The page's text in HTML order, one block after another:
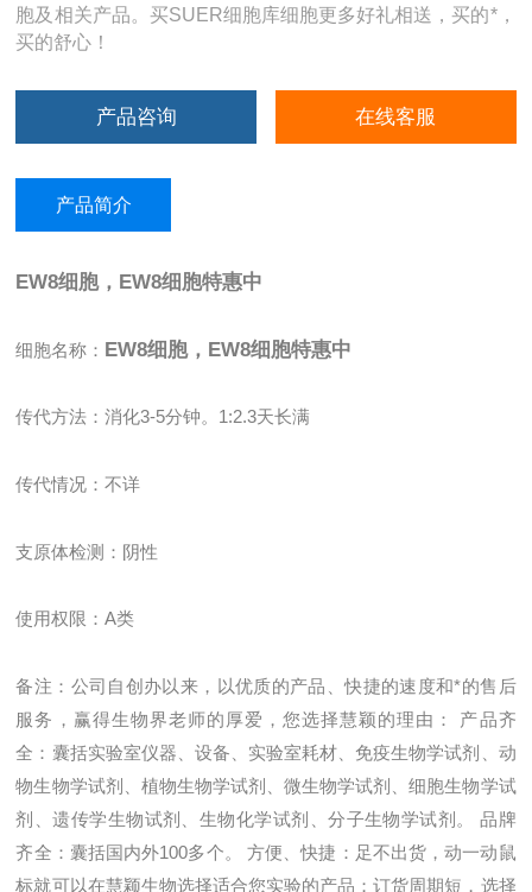
胞及相关产品。买SUER细胞库细胞更多好礼相送，买的*，
买的舒心！
产品咨询 在线客服
产品简介
EW8细胞，EW8细胞特惠中
细胞名称： EW8细胞，EW8细胞特惠中
传代方法：消化3-5分钟。 1:2.3天长满
传代情况：不详
支原体检测：阴性
使用权限：A类
备注： 公司自创办以来，以优质的产品、快捷的速度和*的售后
服务，赢得生物界老师的厚爱，您选择慧颖的理由： 产品齐
全：囊括实验室仪器、设备、实验室耗材、免疫生物学试剂、动
物生物学试剂、植物生物学试剂、微生物学试剂、细胞生物学试
剂、遗传学生物试剂、生物化学试剂、分子生物学试剂。 品牌
齐全：囊括国内外100多个。 方便、快捷：足不出货，动一动鼠
标就可以在慧颖生物选择适合您实验的产品；订货周期短，选择